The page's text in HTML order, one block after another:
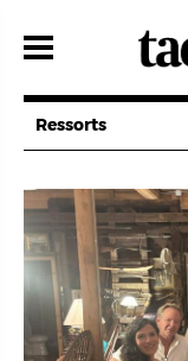
zum
Ressorts